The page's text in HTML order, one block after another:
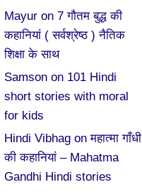
Mayur on 7 गौतम बुद्ध की
कहानियां ( सर्वश्रेष्ठ ) नैतिक
शिक्षा के साथ
Samson on 101 Hindi
short stories with moral
for kids
Hindi Vibhag onमहात्मा गाँधी
की कहानियां – Mahatma
Gandhi Hindi stories